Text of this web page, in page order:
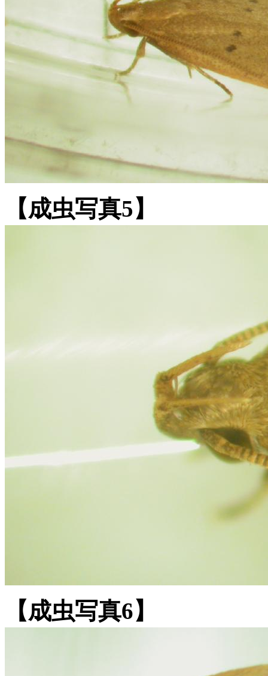
【成虫写真5】
【成虫写真6】